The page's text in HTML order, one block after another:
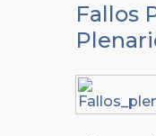
Fallos